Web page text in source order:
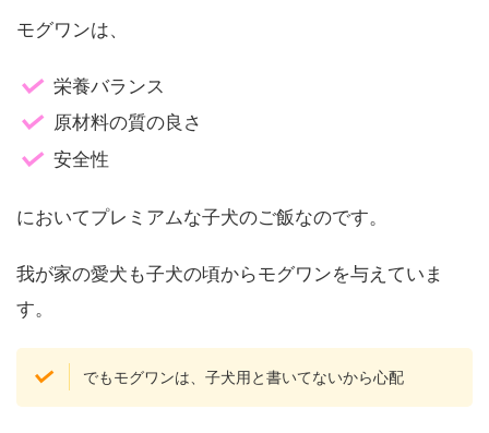
モグワンは、
栄養バランス
原材料の質の良さ
安全性
においてプレミアムな子犬のご飯なのです。
我が家の愛犬も子犬の頃からモグワンを与えていま
す。
でもモグワンは、子犬用と書いてないから心配